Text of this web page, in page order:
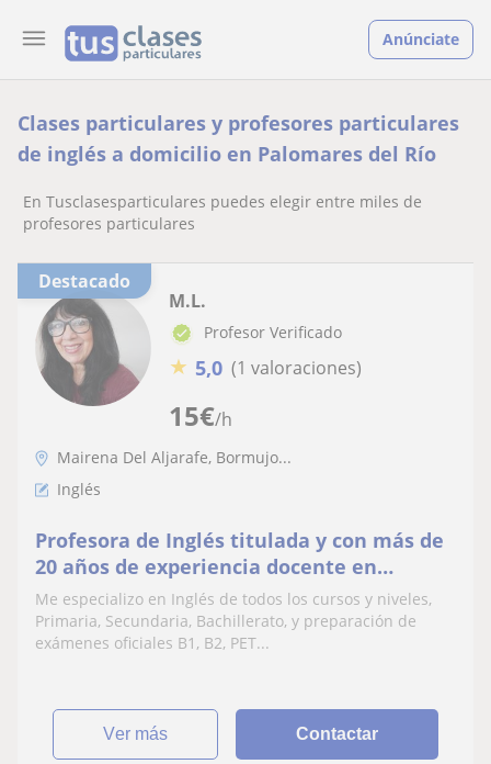
Anúnciate
Clases particulares y profesores particulares
de inglés a domicilio en Palomares del Río
En Tusclasesparticulares puedes elegir entre miles de
profesores particulares
Destacado
15€/h
M.L.
Profesor Verificado
★ 5,0 (1 valoraciones)
Mairena Del Aljarafe, Bormujo...
Inglés
Profesora de Inglés titulada y con más de
20 años de experiencia docente en
Inglaterra y España. Precios económicos
Me especializo en Inglés de todos los cursos y niveles,
Primaria, Secundaria, Bachillerato, y preparación de
exámenes oficiales B1, B2, PET...
ver más Contactar